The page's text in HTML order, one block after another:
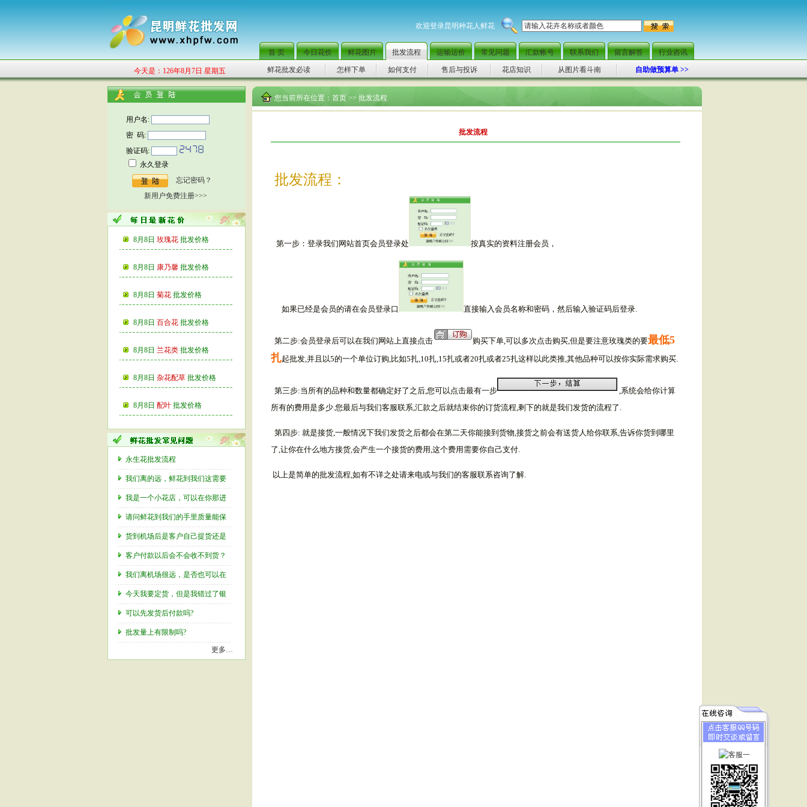
欢迎登录昆明种花人鲜花批发网，全国范围快捷配送，当日可达
首 页 今日花价 鲜花图片 批发流程 运输运价 常见问题 汇款帐号 联系我们 留言解答 行业咨讯
今天是：126年8月7日 星期五 鲜花批发必读 怎样下单 如何支付 售后与投诉 花店知识 从图片看斗南 自助做预算单 >>
用户名:
密 码:
验证码:
永久登录
忘记密码？
新用户免费注册>>>
8月8日 玫瑰花 批发价格
8月8日 康乃馨 批发价格
8月8日 菊花 批发价格
8月8日 百合花 批发价格
8月8日 兰花类 批发价格
8月8日 杂花配草 批发价格
8月8日 配叶 批发价格
永生花批发流程
我们离的远，鲜花到我们这需要
我是一个小花店，可以在你那进
请问鲜花到我们的手里质量能保
货到机场后是客户自己提货还是
客户付款以后会不会收不到货？
我们离机场很远，是否也可以在
今天我要定货，但是我错过了银
可以先发货后付款吗?
批发量上有限制吗?
更多…
您当前所在位置： 首页 >> 批发流程
批发流程
批发流程：
第一步：登录我们网站首页会员登录处 按真实的资料注册会员，
如果已经是会员的请在会员登录口 直接输入会员名称和密码，然后输入验证码后登录.
第二步:会员登录后可以在我们网站上直接点击 购买下单,可以多次点击购买,但是要注意玫瑰类的要最低5
扎起批发,并且以5的一个单位订购,比如5扎,10扎,15扎或者20扎或者25扎这样以此类推,其他品种可以按你实际需求购买.
第三步:当所有的品种和数量都确定好了之后,您可以点击最有一步
,系统会给你计算
所有的费用是多少.您最后与我们客服联系,汇款之后就结束你的订货流程,剩下的就是我们发货的流程了.
第四步: 就是接货,一般情况下我们发货之后都会在第二天你能接到货物,接货之前会有送货人给你联系,告诉你货到哪里
了,让你在什么地方接货,会产生一个接货的费用,这个费用需要你自己支付.
以上是简单的批发流程,如有不详之处请来电或与我们的客服联系咨询了解.